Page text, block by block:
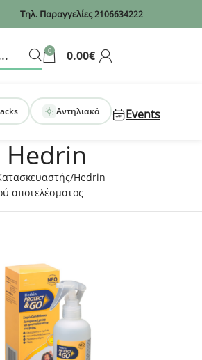
Τηλ. Παραγγελίες2106634222
0 0.00€
Αντηλιακά Events
Hedrin
Hedrin
αποτελέσματος